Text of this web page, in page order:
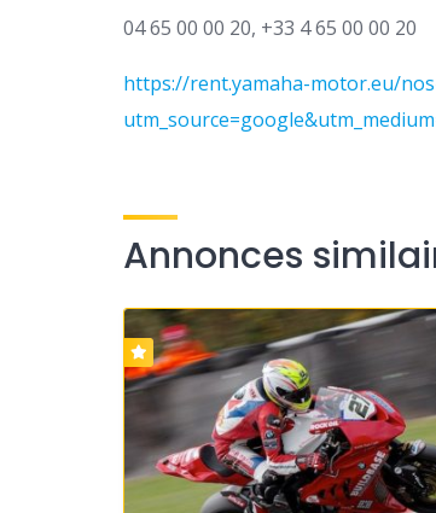
04 65 00 00 20, +33 4 65 00 00 20
https://rent.yamaha-motor.eu/
Annonces